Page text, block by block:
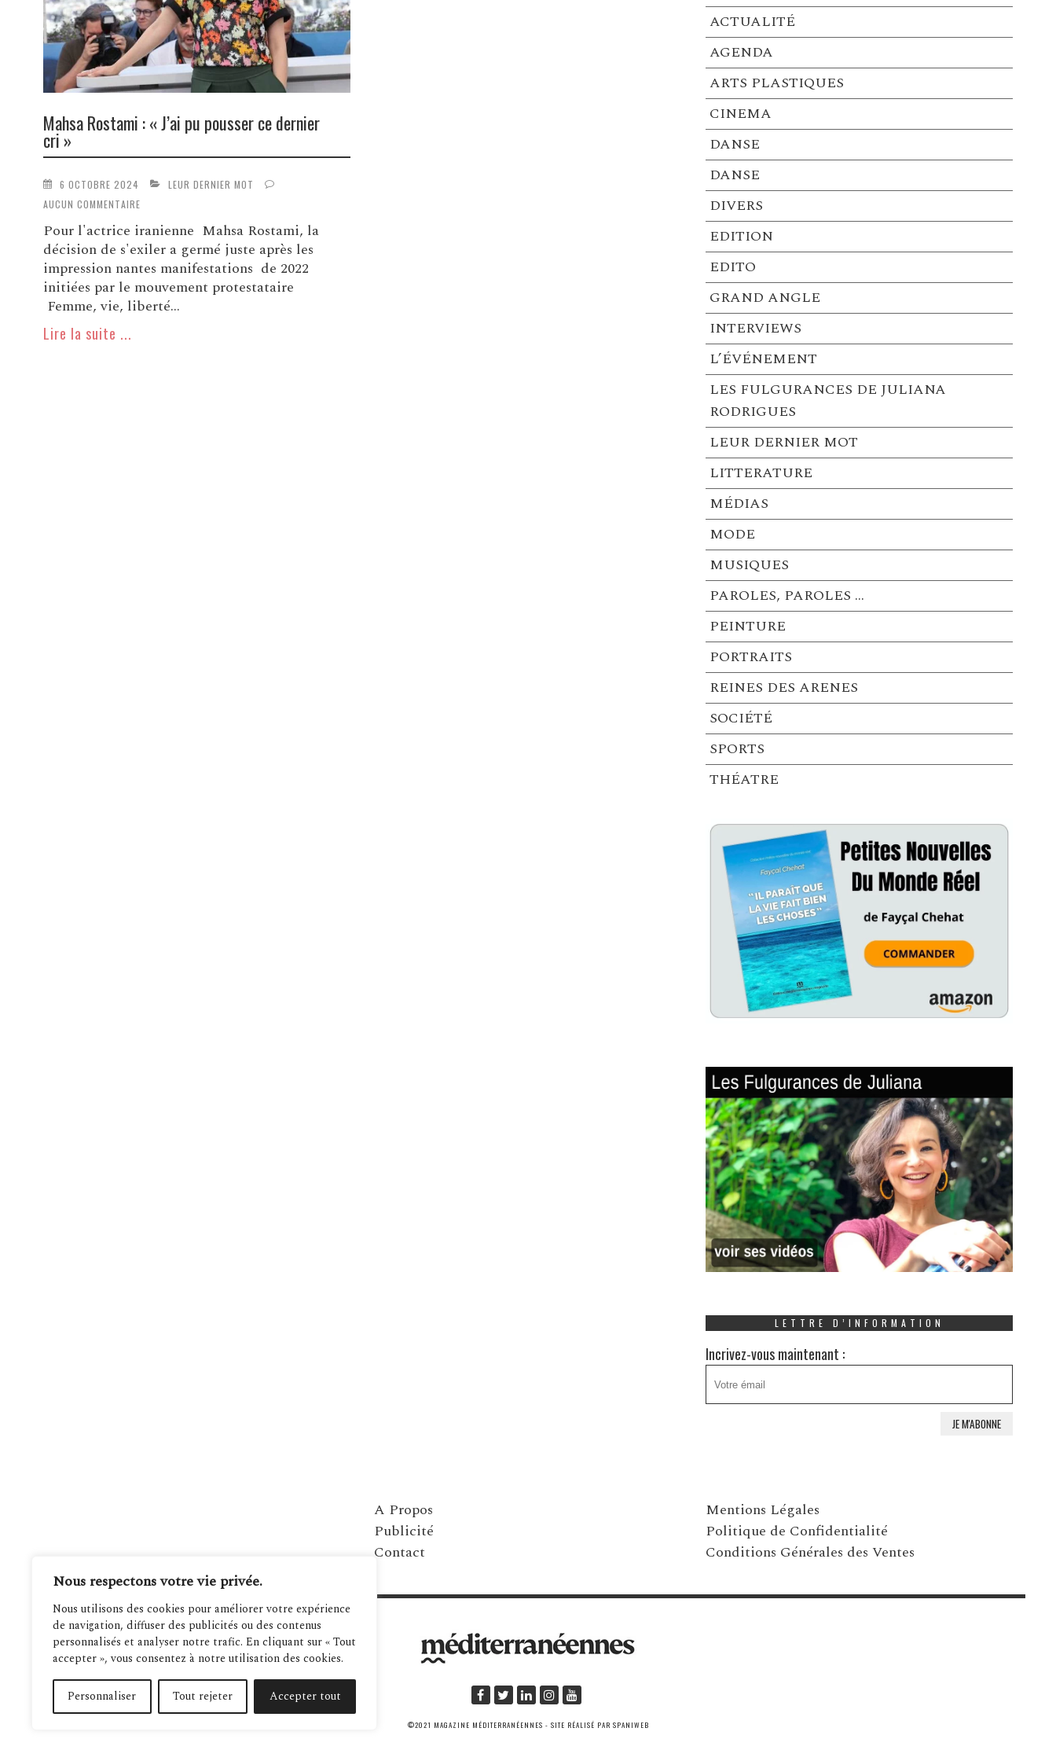
Nous respectons votre vie privée.
Nous utilisons des cookies pour améliorer votre expérience
de navigation, diffuser des publicités ou des contenus
personnalisés et analyser notre trafic. En cliquant sur « Tout
accepter », vous consentez à notre utilisation des cookies.
Personnaliser Tout rejeter Accepter tout
Mahsa Rostami : « J’ai pu pousser ce dernier
cri »
6 OCTOBRE 2024
LEUR DERNIER MOT
AUCUN COMMENTAIRE
Pour l'actrice iranienne Mahsa Rostami, la
décision de s'exiler a germé juste après les
impression nantes manifestations de 2022
initiées par le mouvement protestataire
Femme, vie, liberté...
Lire la suite ...
ACTUALITÉ
AGENDA
ARTS PLASTIQUES
CINEMA
DANSE
DANSE
DIVERS
EDITION
EDITO
GRAND ANGLE
INTERVIEWS
L’ÉVÉNEMENT
LES FULGURANCES DE JULIANA
RODRIGUES
LEUR DERNIER MOT
LITTERATURE
MÉDIAS
MODE
MUSIQUES
PAROLES, PAROLES …
PEINTURE
PORTRAITS
REINES DES ARENES
SOCIÉTÉ
SPORTS
THÉATRE
LETTRE D’INFORMATION
Incrivez-vous maintenant :
A Propos
Publicité
Contact
Mentions Légales
Politique de Confidentialité
Conditions Générales des Ventes
©2021 MAGAZINE MÉDITERRANÉENNES - SITE RÉALISÉ PAR SPANIWEB